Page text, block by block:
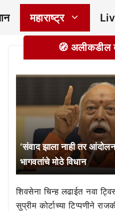
महाराष्ट्र
🧭 अलीकडील
‘संवाद झाला नाही तर
भागवतांचे मोठे विधान
शिवसेना चिन्ह लढाईत नवा
सुप्रीम कोर्टाच्या टिप्पणीने